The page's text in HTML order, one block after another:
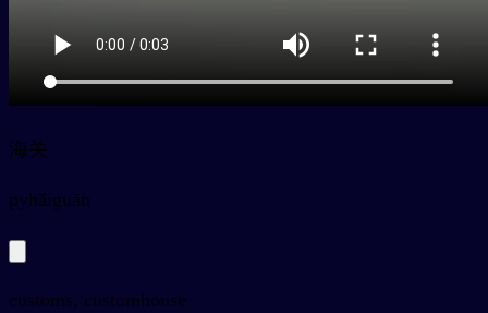
海关
pyhǎiguān
customs, customhouse